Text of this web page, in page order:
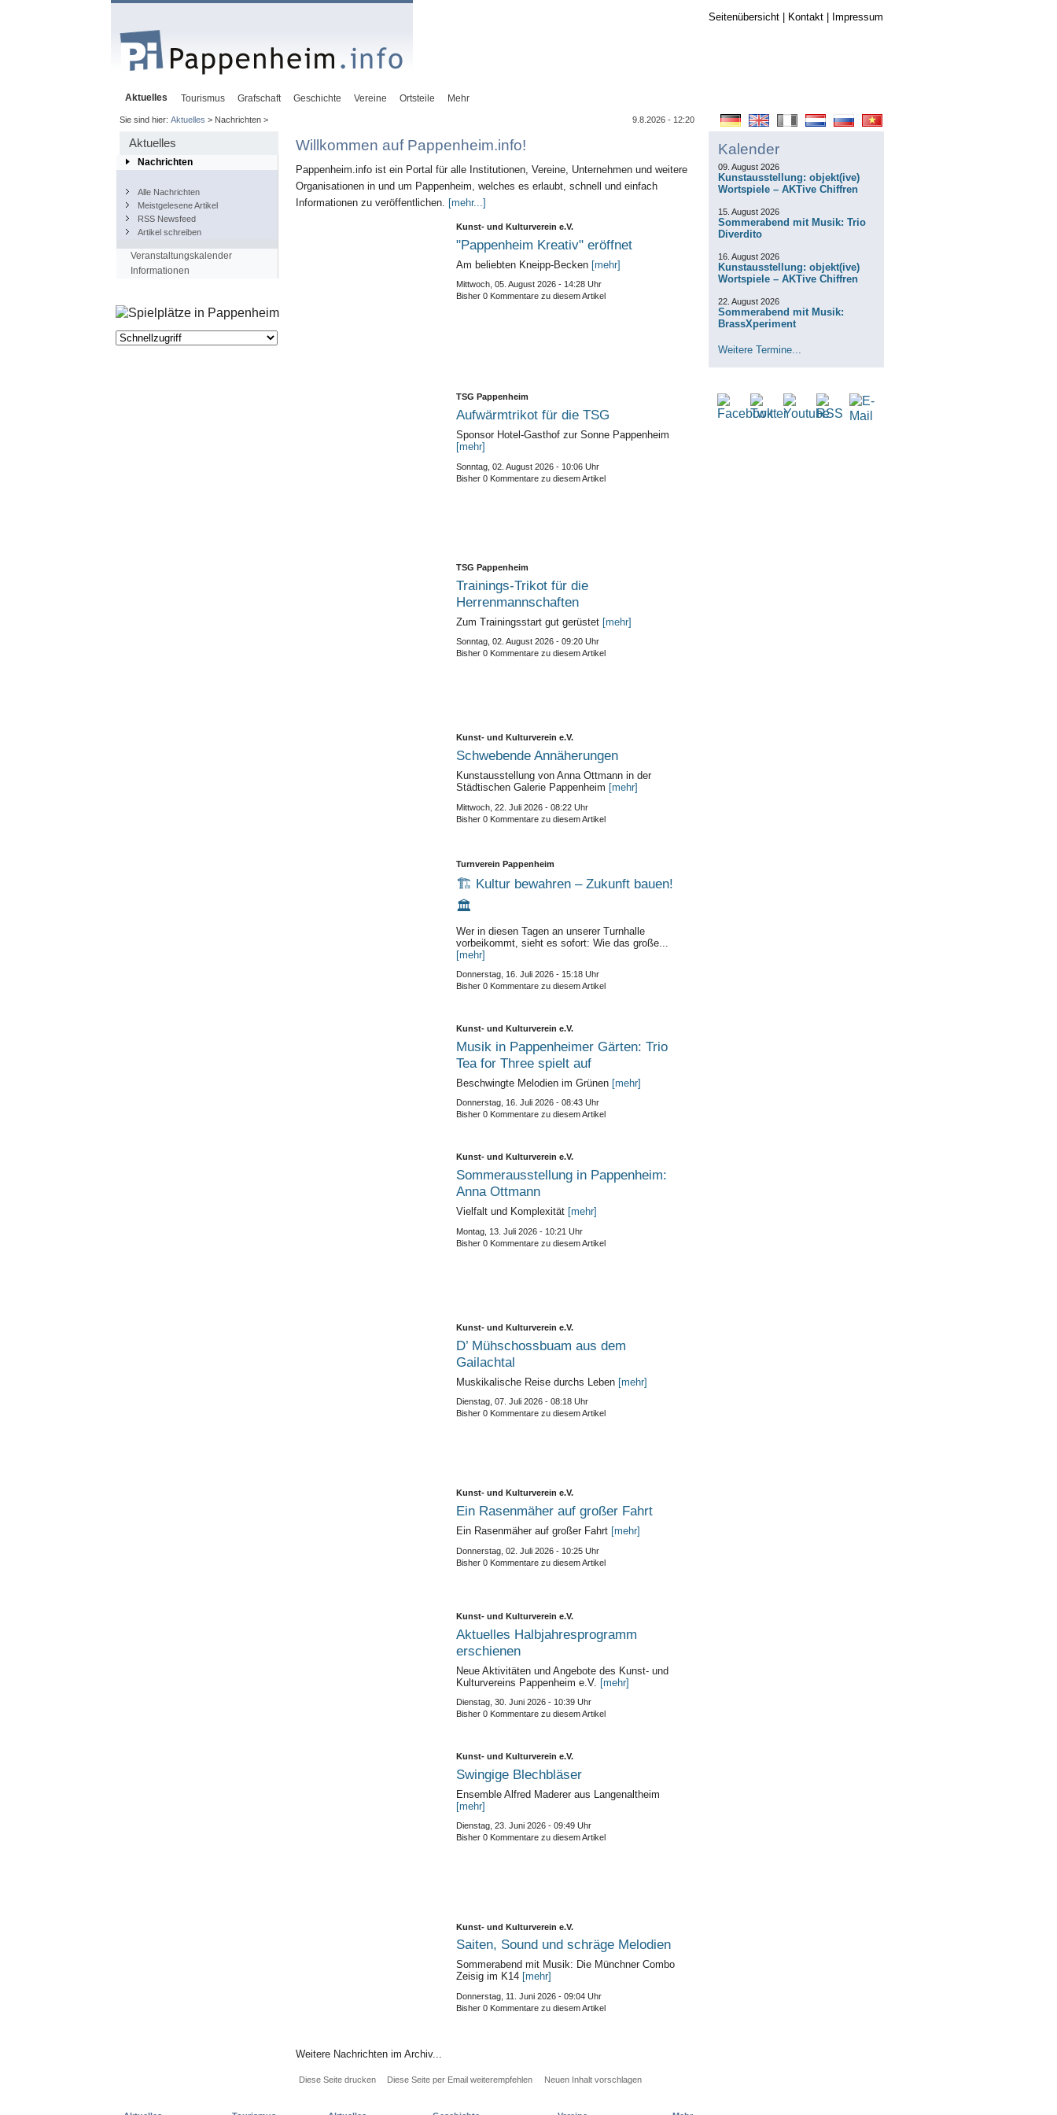
Seitenübersicht| Kontakt| Impressum
Aktuelles Tourismus Grafschaft Geschichte Vereine Ortsteile Mehr
Sie sind hier: Aktuelles > Nachrichten > 9.8.2026 - 12:20
Aktuelles
Nachrichten
Alle Nachrichten
Meistgelesene Artikel
RSS Newsfeed
Artikel schreiben
Veranstaltungskalender
Informationen
Kalender
09. August 2026
Kunstausstellung: objekt(ive)
Wortspiele – AKTive Chiffren
15. August 2026
Sommerabend mit Musik: Trio
Diverdito
16. August 2026
Kunstausstellung: objekt(ive)
Wortspiele – AKTive Chiffren
22. August 2026
Sommerabend mit Musik:
BrassXperiment
Weitere Termine...
Willkommen auf Pappenheim.info!
Pappenheim.info ist ein Portal für alle Institutionen, Vereine, Unternehmen und weitere
Organisationen in und um Pappenheim, welches es erlaubt, schnell und einfach
Informationen zu veröffentlichen. [mehr...]
Kunst- und Kulturverein e.V.
"Pappenheim Kreativ" eröffnet
Am beliebten Kneipp-Becken [mehr]
Mittwoch, 05. August 2026 - 14:28 Uhr
Bisher 0 Kommentare zu diesem Artikel
TSG Pappenheim
Aufwärmtrikot für die TSG
Sponsor Hotel-Gasthof zur Sonne Pappenheim
[mehr]
Sonntag, 02. August 2026 - 10:06 Uhr
Bisher 0 Kommentare zu diesem Artikel
TSG Pappenheim
Trainings-Trikot für die
Herrenmannschaften
Zum Trainingsstart gut gerüstet [mehr]
Sonntag, 02. August 2026 - 09:20 Uhr
Bisher 0 Kommentare zu diesem Artikel
Kunst- und Kulturverein e.V.
Schwebende Annäherungen
Kunstausstellung von Anna Ottmann in der
Städtischen Galerie Pappenheim [mehr]
Mittwoch, 22. Juli 2026 - 08:22 Uhr
Bisher 0 Kommentare zu diesem Artikel
Turnverein Pappenheim
🏗️ Kultur bewahren – Zukunft bauen!
🏛️
Wer in diesen Tagen an unserer Turnhalle
vorbeikommt, sieht es sofort: Wie das große...
[mehr]
Donnerstag, 16. Juli 2026 - 15:18 Uhr
Bisher 0 Kommentare zu diesem Artikel
Kunst- und Kulturverein e.V.
Musik in Pappenheimer Gärten: Trio
Tea for Three spielt auf
Beschwingte Melodien im Grünen [mehr]
Donnerstag, 16. Juli 2026 - 08:43 Uhr
Bisher 0 Kommentare zu diesem Artikel
Kunst- und Kulturverein e.V.
Sommerausstellung in Pappenheim:
Anna Ottmann
Vielfalt und Komplexität [mehr]
Montag, 13. Juli 2026 - 10:21 Uhr
Bisher 0 Kommentare zu diesem Artikel
Kunst- und Kulturverein e.V.
D’ Mühschossbuam aus dem
Gailachtal
Muskikalische Reise durchs Leben [mehr]
Dienstag, 07. Juli 2026 - 08:18 Uhr
Bisher 0 Kommentare zu diesem Artikel
Kunst- und Kulturverein e.V.
Ein Rasenmäher auf großer Fahrt
Ein Rasenmäher auf großer Fahrt [mehr]
Donnerstag, 02. Juli 2026 - 10:25 Uhr
Bisher 0 Kommentare zu diesem Artikel
Kunst- und Kulturverein e.V.
Aktuelles Halbjahresprogramm
erschienen
Neue Aktivitäten und Angebote des Kunst- und
Kulturvereins Pappenheim e.V. [mehr]
Dienstag, 30. Juni 2026 - 10:39 Uhr
Bisher 0 Kommentare zu diesem Artikel
Kunst- und Kulturverein e.V.
Swingige Blechbläser
Ensemble Alfred Maderer aus Langenaltheim
[mehr]
Dienstag, 23. Juni 2026 - 09:49 Uhr
Bisher 0 Kommentare zu diesem Artikel
Kunst- und Kulturverein e.V.
Saiten, Sound und schräge Melodien
Sommerabend mit Musik: Die Münchner Combo
Zeisig im K14 [mehr]
Donnerstag, 11. Juni 2026 - 09:04 Uhr
Bisher 0 Kommentare zu diesem Artikel
Weitere Nachrichten im Archiv...
Diese Seite drucken Diese Seite per Email weiterempfehlen Neuen Inhalt vorschlagen